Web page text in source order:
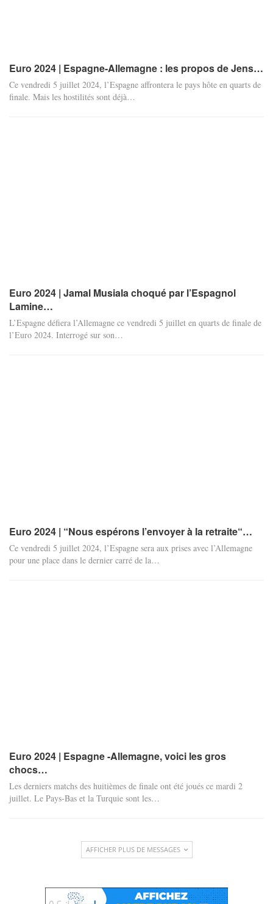
Euro 2024 | Espagne-Allemagne : les propos de Jens…
Ce vendredi 5 juillet 2024, l’Espagne affrontera le pays hôte en quarts de
finale. Mais les hostilités sont déjà…
Euro 2024 | Jamal Musiala choqué par l’Espagnol
Lamine…
L’Espagne défiera l’Allemagne ce vendredi 5 juillet en quarts de finale de
l’Euro 2024. Interrogé sur son…
Euro 2024 | “Nous espérons l’envoyer à la retraite“…
Ce vendredi 5 juillet 2024, l’Espagne sera aux prises avec l’Allemagne
pour une place dans le dernier carré de la…
Euro 2024 | Espagne -Allemagne, voici les gros
chocs…
Les derniers matchs des huitièmes de finale ont été joués ce mardi 2
juillet. Le Pays-Bas et la Turquie sont les…
AFFICHER PLUS DE MESSAGES